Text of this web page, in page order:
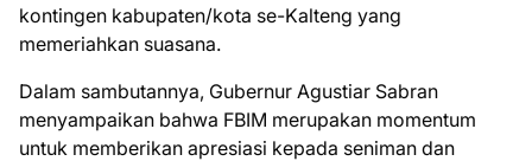
kontingen kabupaten/kota se-Kalteng yang
memeriahkan suasana.
Dalam sambutannya, Gubernur Agustiar Sabran
menyampaikan bahwa FBIM merupakan momentum
untuk memberikan apresiasi kepada seniman dan